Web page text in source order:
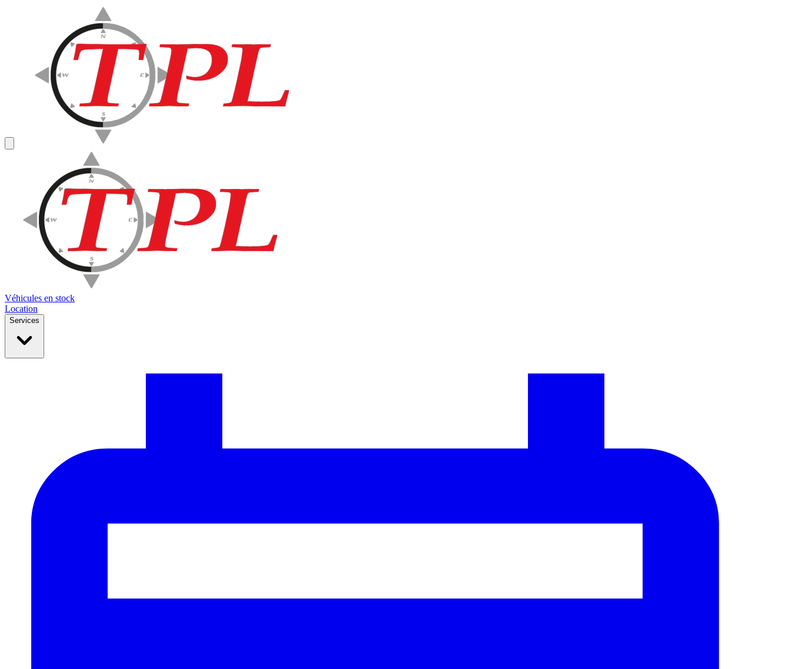
Véhicules en stock
Location
Services